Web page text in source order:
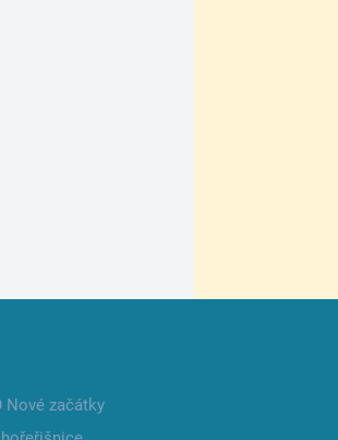
Nové začátky